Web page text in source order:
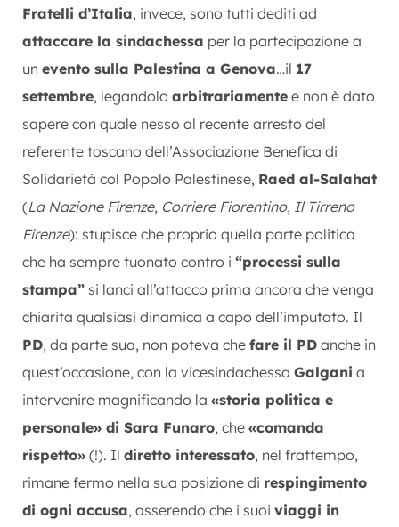
Fratelli d’Italia, invece, sono tutti dediti ad
attaccare la sindachessa per la partecipazione a
un evento sulla Palestina a Genova…il 17
settembre, legandolo arbitrariamente e non è dato
sapere con quale nesso al recente arresto del
referente toscano dell’Associazione Benefica di
Solidarietà col Popolo Palestinese, Raed al-Salahat
(La Nazione Firenze, Corriere Fiorentino, Il Tirreno
Firenze): stupisce che proprio quella parte politica
che ha sempre tuonato contro i “processi sulla
stampa” si lanci all’attacco prima ancora che venga
chiarita qualsiasi dinamica a capo dell’imputato. Il
PD, da parte sua, non poteva che fare il PD anche in
quest’occasione, con la vicesindachessa Galgani a
intervenire magnificando la «storia politica e
personale» di Sara Funaro, che «comanda
rispetto» (!). Il diretto interessato, nel frattempo,
rimane fermo nella sua posizione di respingimento
di ogni accusa, asserendo che i suoi viaggi in